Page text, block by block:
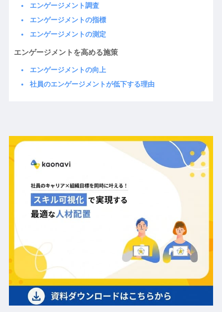
エンゲージメント調査
エンゲージメントの指標
エンゲージメントの測定
エンゲージメントを高める施策
エンゲージメントの向上
社員のエンゲージメントが低下する理由